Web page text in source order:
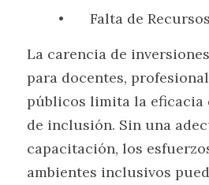
•	Falta de
La carencia de
para docentes,
públicos limita la eficacia
de inclusión. Sin una
capacitación, los
ambientes inclusivos